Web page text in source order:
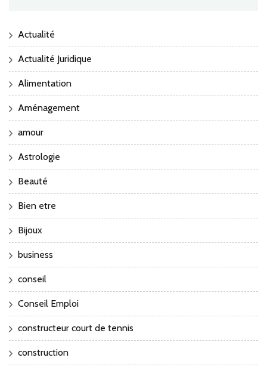
Actualité
Actualité Juridique
Alimentation
Aménagement
amour
Astrologie
Beauté
Bien etre
Bijoux
business
conseil
Conseil Emploi
constructeur court de tennis
construction